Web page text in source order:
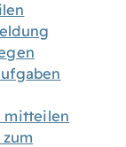
mitteilen